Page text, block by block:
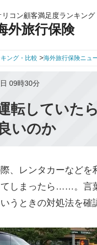
リコン顧客満足度ランキング
外旅行保険
ング・比較 >海外旅行保険ニュ
09時30分
転していた
いのか
、レンタカーなどを
しまったら……。言
うときの対処法を確